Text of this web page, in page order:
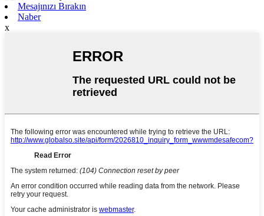
Mesajınızı Bırakın
Naber
x